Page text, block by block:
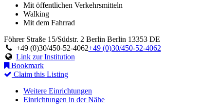
Mit öffentlichen Verkehrsmitteln
Walking
Mit dem Fahrrad
Föhrer Straße 15/Südstr. 2 Berlin Berlin 13353 DE
+49 (0)30/450-52-4062+49 (0)30/450-52-4062
Link zur Institution
Bookmark
Claim this Listing
Weitere Einrichtungen
Einrichtungen in der Nähe